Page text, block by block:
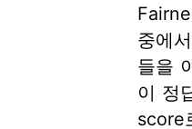
중에
들을
이 정
score